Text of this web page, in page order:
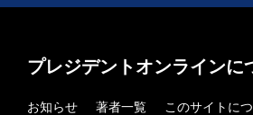
プレジデントオンラインに
お知らせ 著者一覧
このサイトに